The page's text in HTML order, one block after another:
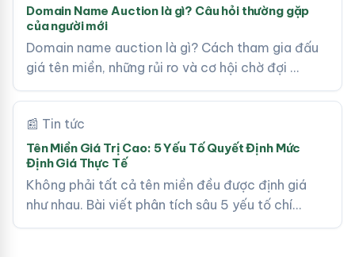
Domain Name Auction là gì? Câu hỏi thường gặp
của người mới
Domain name auction là gì? Cách tham gia đấu
giá tên miền, những rủi ro và cơ hội chờ đợi …
📰 Tin tức
Tên Miền Giá Trị Cao: 5 Yếu Tố Quyết Định Mức
Định Giá Thực Tế
Không phải tất cả tên miền đều được định giá
như nhau. Bài viết phân tích sâu 5 yếu tố chí…